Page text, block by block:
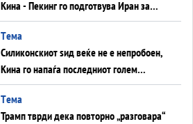
Кина - Пекинг го подготвува Иран за
американска копнена инвазија
Tема
Силиконскиот ѕид веќе не е непробоен,
Кина го напаѓа последниот голем
монопол на Западот?
Tема
Трамп тврди дека повторно „разговара“